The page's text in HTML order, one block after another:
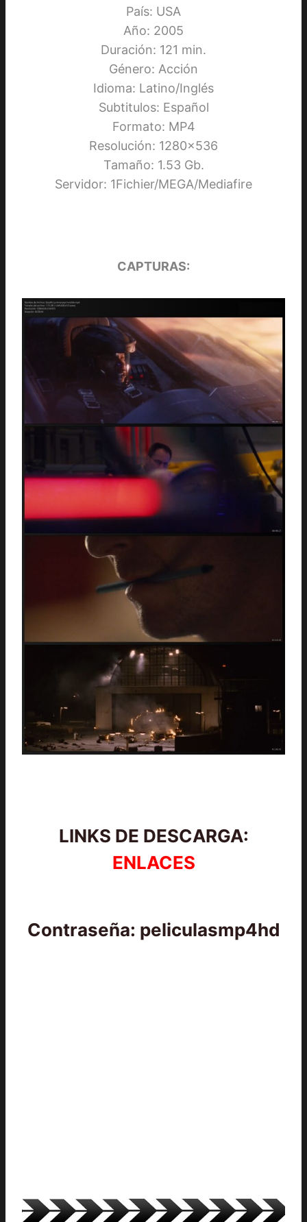
País: USA
Año: 2005
Duración: 121 min.
Género: Acción
Idioma: Latino/Inglés
Subtitulos: Español
Formato: MP4
Resolución: 1280×536
Tamaño: 1.53 Gb.
Servidor: 1Fichier/MEGA/Mediafire
CAPTURAS:
LINKS DE DESCARGA:
ENLACES
Contraseña: peliculasmp4hd